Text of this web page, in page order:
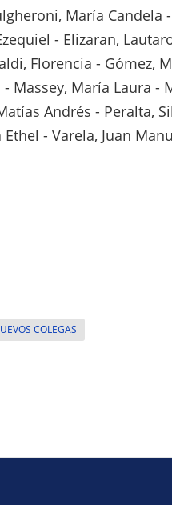
María Candela
- Elizaran,
Florencia - Gómez,
Massey, María Laura
Andrés - Peralta,
- Varela, Juan
COLEGAS